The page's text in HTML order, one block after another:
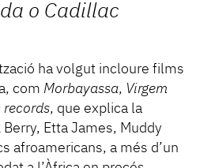
o Cadillac
ha volgut incloure films
com Morbayassa, Virgem
records, que explica la
Etta James, Muddy
afroamericans, a més d’un